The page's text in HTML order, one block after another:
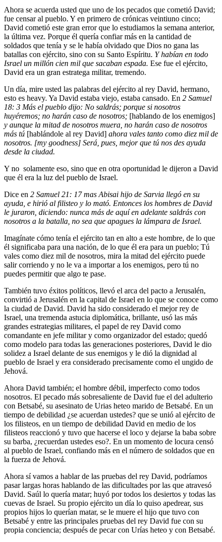
Ahora se acuerda usted que uno de los pecados que cometió David;
fue censar al pueblo. Y en primero de crónicas veintiuno cinco;
David cometió este gran error que lo estudiamos la semana anterior,
la última vez. Porque él quería confiar más en la cantidad de
soldados que tenía y se le había olvidado que Dios no gana las
batallas con ejército, sino con su Santo Espíritu. Y habían en todo
Israel un millón cien mil que sacaban espada. Ese fue el ejército,
David era un gran estratega militar, tremendo.
Un día, mire usted las palabras del ejército al rey David, hermano,
esto es heavy. Ya David estaba viejo, estaba cansado. En 2 Samuel
18: 3 Más el pueblo dijo: No saldrás; porque si nosotros
huyéremos; no harán caso de nosotros; [hablando de los enemigos]
y aunque la mitad de nosotros muera, no harán caso de nosotros
más tú [hablándole al rey David] ahora vales tanto como diez mil de
nosotros. [my goodness] Será, pues, mejor que tú nos des ayuda
desde la ciudad.
Y no solamente eso, sino que en otra oportunidad le dijeron a David
que él era la luz del pueblo de Israel.
Dice en 2 Samuel 21: 17 mas Abisai hijo de Sarvia llegó en su
ayuda, e hirió al filisteo y lo mató. Entonces los hombres de David
le juraron, diciendo: nunca más de aquí en adelante saldrás con
nosotros a la batalla, no sea que apagues la lámpara de Israel.
Imagínate cómo tenía el ejército tan en alto a este hombre, de lo que
él significaba para una nación, de lo que él era para un pueblo; Tú
vales como diez mil de nosotros, mira la mitad del ejército puede
salir corriendo y no le va a importar a los enemigos, pero tú no
puedes permitir que algo te pase.
También tuvo éxitos políticos, llevó el arca del pacto a Jerusalén,
convirtió a Jerusalén en la capital de Israel en lo que se conoce como
la ciudad de David. David ha sido considerado el mejor rey de
Israel, una tremenda astucia diplomática, brillante, usó las más
grandes estrategias militares, el papel de rey David como
comandante en jefe militar y como organizador del estado; quedó
como modelo para todas las generaciones posteriores, David le dio
solidez a Israel delante de sus enemigos y le dió la dignidad al
pueblo de Israel y era considerado precisamente como el ungido de
Jehová.
Ahora David también; el hombre débil, imperfecto como todos
nosotros. El pecado más sobresaliente de David fue el del adulterio
con Betsabé, su asesinato de Urias heteo marido de Betsabé. En un
tiempo de debilidad ¿se acuerdan ustedes? que se unió al ejército de
los filisteos, en un tiempo de debilidad David en medio de los
filisteos reaccionó y tuvo que hacerse el loco y dejarse la baba sobre
su barba, ¿recuerdan ustedes eso?. En un momento de locura censó
al pueblo de Israel, confiando más en el número de soldados que en
la fuerza de Jehová.
Ahora sí vamos a hablar de las pruebas del rey David, podríamos
pasar largas horas hablando de las dificultades por las que atravesó
David. Saúl lo quería matar; huyó por todos los desiertos y todas las
cuevas de Israel. Su propio ejército un día lo quiso apedrear, sus
propios hijos lo querían matar, se le muere el hijo que tuvo con
Betsabé y entre las principales pruebas del rey David fue con su
propia conciencia; después de pecar con Urías heteo y con Betsabé.